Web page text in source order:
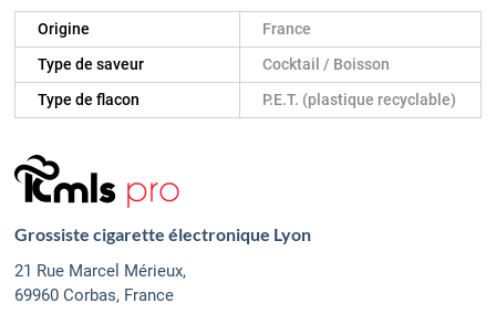
Origine
France
Type de saveur
Cocktail / Boisson
Type de flacon
P.E.T. (plastique recyclable)
Grossiste cigarette électronique Lyon
21 Rue Marcel Mérieux,
69960 Corbas, France